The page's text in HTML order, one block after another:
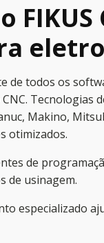
de todos os
Tecnologias
Makino,
otimizados.
de
de usinagem.
especializado